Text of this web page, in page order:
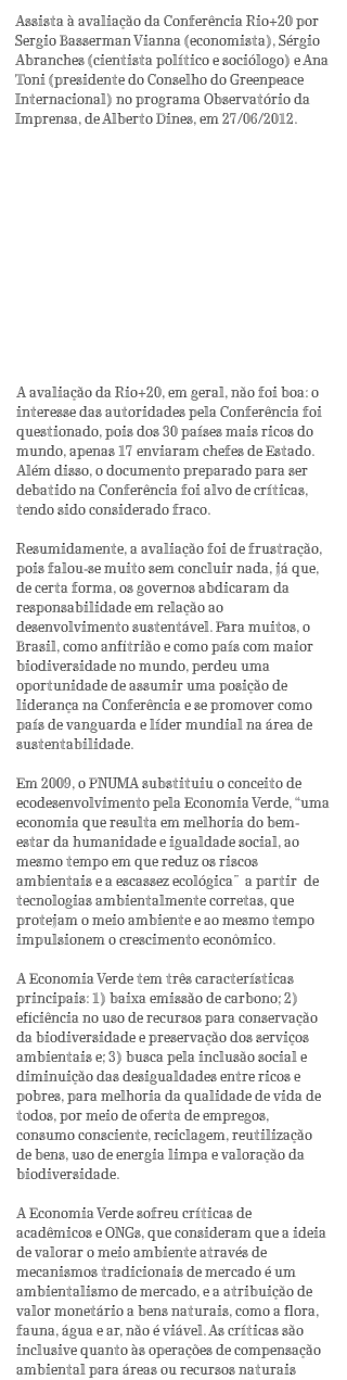
Assista à avaliação da Conferência Rio+20 por
Sergio Basserman Vianna (economista), Sérgio
Abranches (cientista político e sociólogo) e Ana
Toni (presidente do Conselho do Greenpeace
Internacional) no programa Observatório da
Imprensa, de Alberto Dines, em 27/06/2012.
A avaliação da Rio+20, em geral, não foi boa: o
interesse das autoridades pela Conferência foi
questionado, pois dos 30 países mais ricos do
mundo, apenas 17 enviaram chefes de Estado.
Além disso, o documento preparado para ser
debatido na Conferência foi alvo de críticas,
tendo sido considerado fraco.
Resumidamente, a avaliação foi de frustração,
pois falou-se muito sem concluir nada, já que,
de certa forma, os governos abdicaram da
responsabilidade em relação ao
desenvolvimento sustentável. Para muitos, o
Brasil, como anfitrião e como país com maior
biodiversidade no mundo, perdeu uma
oportunidade de assumir uma posição de
liderança na Conferência e se promover como
país de vanguarda e líder mundial na área de
sustentabilidade.
Em 2009, o PNUMA substituiu o conceito de
ecodesenvolvimento pela Economia Verde, “uma
economia que resulta em melhoria do bem-
estar da humanidade e igualdade social, ao
mesmo tempo em que reduz os riscos
ambientais e a escassez ecológica” a partir de
tecnologias ambientalmente corretas, que
protejam o meio ambiente e ao mesmo tempo
impulsionem o crescimento econômico.
A Economia Verde tem três características
principais: 1) baixa emissão de carbono; 2)
eficiência no uso de recursos para conservação
da biodiversidade e preservação dos serviços
ambientais e; 3) busca pela inclusão social e
diminuição das desigualdades entre ricos e
pobres, para melhoria da qualidade de vida de
todos, por meio de oferta de empregos,
consumo consciente, reciclagem, reutilização
de bens, uso de energia limpa e valoração da
biodiversidade.
A Economia Verde sofreu críticas de
acadêmicos e ONGs, que consideram que a ideia
de valorar o meio ambiente através de
mecanismos tradicionais de mercado é um
ambientalismo de mercado, e a atribuição de
valor monetário a bens naturais, como a flora,
fauna, água e ar, não é viável. As críticas são
inclusive quanto às operações de compensação
ambiental para áreas ou recursos naturais